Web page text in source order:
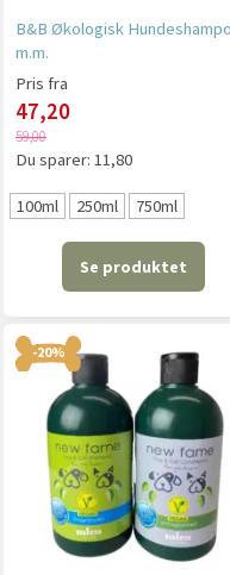
B&B Økologisk
m.m.
Pris fra
47,20
59,00
Du sparer: 11,80
100ml 250ml 750ml
Se produktet
-20%